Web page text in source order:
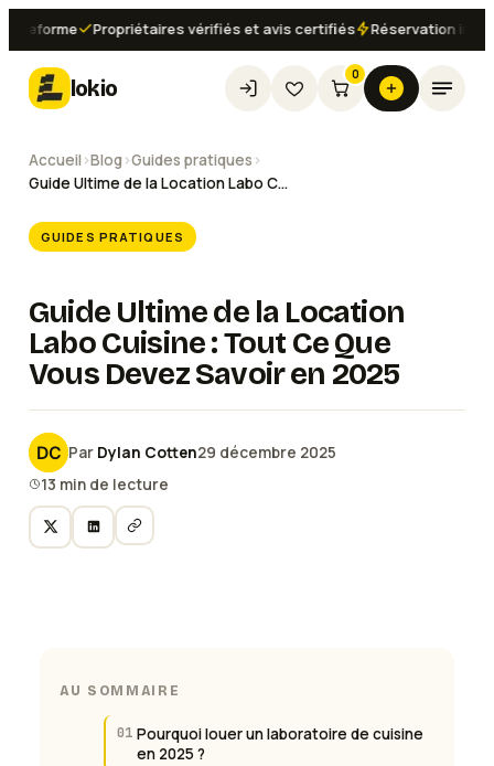
Propriétaires vérifiés et avis certifiés Réservation
lokio
0
Accueil ›Blog›Guides pratiques ›
Guide Ultime de la Location Labo Cuisine : Tout Ce Que Vous Devez Savoir en 2025
GUIDES PRATIQUES
Guide Ultime de la Location
Labo Cuisine : Tout Ce Que
Vous Devez Savoir en 2025
Par Dylan Cotten29 décembre 2025
13 min de lecture
AU SOMMAIRE
01 Pourquoi louer un laboratoire de cuisine
en 2025 ?